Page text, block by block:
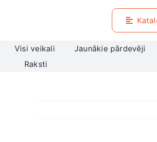
Visi veikali Jaunākie pārdevēji
Raksti